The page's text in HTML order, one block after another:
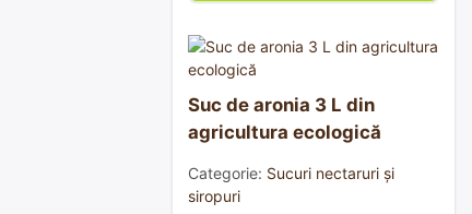
Suc de aronia 3 L din
agricultura ecologică
Categorie: Sucuri nectaruri și
siropuri